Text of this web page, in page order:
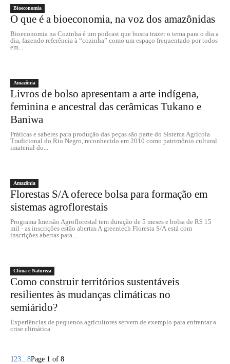
Bioeconomia
O que é a bioeconomia, na voz dos amazônidas
Bioeconomia na Cozinha é um podcast que busca trazer o tema para o dia a
dia, fazendo referência à “cozinha” como um espaço frequentado por todos
em...
Amazônia
Livros de bolso apresentam a arte indígena,
feminina e ancestral das cerâmicas Tukano e
Baniwa
Práticas e saberes para produção das peças são parte do Sistema Agrícola
Tradicional do Rio Negro, reconhecido em 2010 como patrimônio cultural
imaterial do...
Amazônia
Florestas S/A oferece bolsa para formação em
sistemas agroflorestais
Programa Imersão Agroflorestal tem duração de 5 meses e bolsa de R$ 15
mil - as inscrições estão abertas A greentech Floresta S/A está com
inscrições abertas para...
Clima e Natureza
Como construir territórios sustentáveis
resilientes às mudanças climáticas no
semiárido?
Experiências de pequenos agricultores servem de exemplo para enfrentar a
crise climática
123...8Page 1 of 8